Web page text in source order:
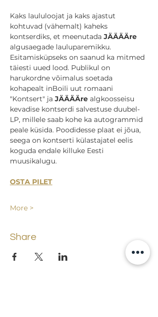
Kaks laululoojat ja kaks ajastut
kohtuvad (vähemalt) kaheks
kontserdiks, et meenutada JÄÄÄÄre
algusaegade lauluparemikku.
Esitamisküpseks on saanud ka mitmed
täiesti uued lood. Publikul on
harukordne võimalus soetada
kohapealt inBoili uut romaani
"Kontsert" ja JÄÄÄÄre algkoosseisu
kevadise kontserdi salvestuse duubel-
LP, millele saab kohe ka autogrammid
peale küsida. Poodidesse plaat ei jõua,
seega on kontserti külastajatel eelis
koguda endale killuke Eesti
muusikalugu.
OSTA PILET
More >
Share